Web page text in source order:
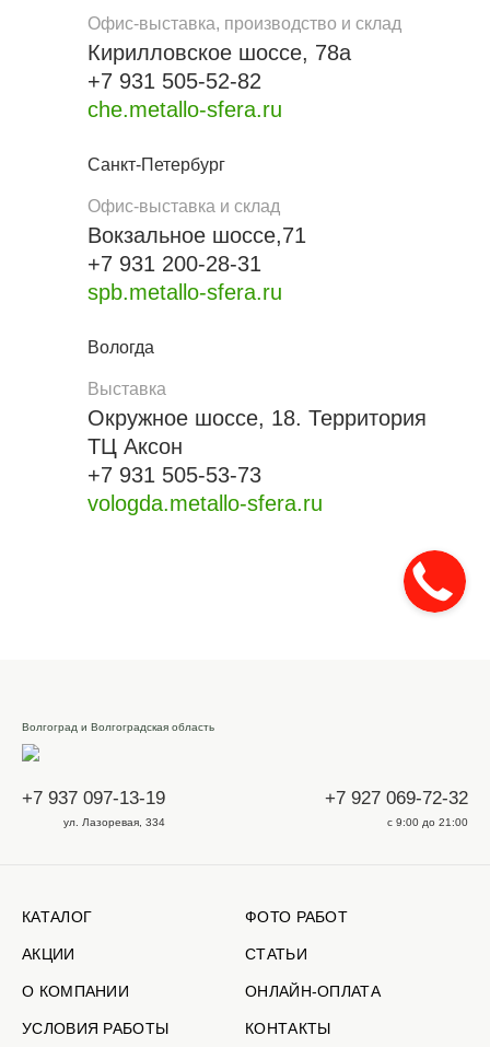
Офис-выставка, производство и склад
Кирилловское шоссе, 78а
+7 931 505-52-82
che.metallo-sfera.ru
Санкт-Петербург
Офис-выставка и склад
Вокзальное шоссе,71
+7 931 200-28-31
spb.metallo-sfera.ru
Вологда
Выставка
Окружное шоссе, 18. Территория
ТЦ Аксон
+7 931 505-53-73
vologda.metallo-sfera.ru
Волгоград и Волгоградская область
+7 937 097-13-19
ул. Лазоревая, 334
+7 927 069-72-32
с 9:00 до 21:00
КАТАЛОГ
АКЦИИ
О КОМПАНИИ
УСЛОВИЯ РАБОТЫ
ФОТО РАБОТ
СТАТЬИ
ОНЛАЙН-ОПЛАТА
КОНТАКТЫ